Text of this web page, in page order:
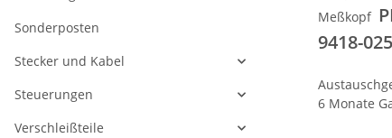
Meßkopf
9418-
6 Monate
Sonderposten
Stecker und Kabel
Steuerungen
Verschleißteile